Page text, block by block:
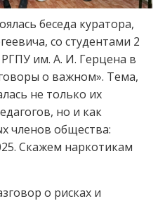
беседа куратора,
со студентами 2
им. А. И. Герцена в
о важном». Тема,
не только их
но и как
членов общества:
Скажем наркотикам
о рисках и